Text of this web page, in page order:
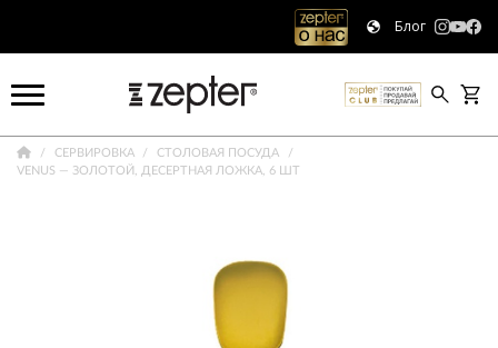
Блог
СЕРВИРОВКА
СТОЛОВАЯ ПОСУДА
VENUS — ЗОЛОТОЙ, ДЕСЕРТНАЯ ЛОЖКА, 6 ШТ